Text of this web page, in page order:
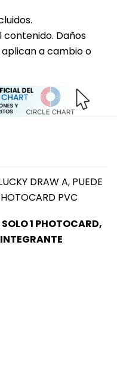
contenido. Daños
a cambio o
DRAW A, PUEDE
PVC
1 PHOTOCARD,